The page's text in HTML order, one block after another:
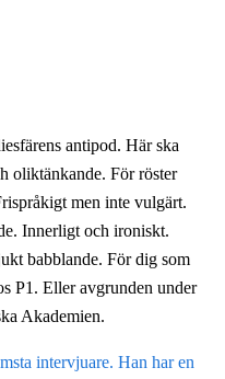
antipod. Här ska
oliktänkande. För röster
men inte vulgärt.
Innerligt och ironiskt.
babblande. För dig som
P1. Eller avgrunden under
Akademien.
intervjuare. Han har en